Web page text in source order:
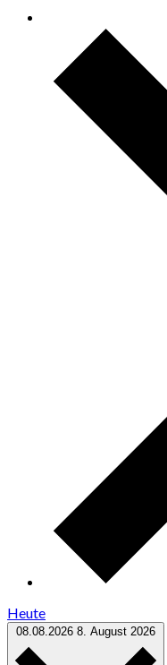
Heute
08.08.2026 8. August 2026